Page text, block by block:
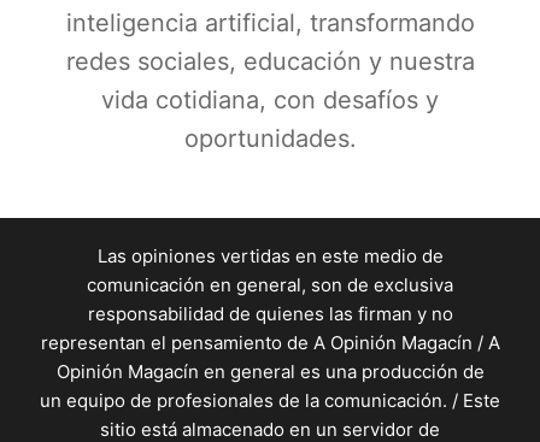
inteligencia artificial, transformando
redes sociales, educación y nuestra
vida cotidiana, con desafíos y
oportunidades.
Las opiniones vertidas en este medio de
comunicación en general, son de exclusiva
responsabilidad de quienes las firman y no
representan el pensamiento de A Opinión Magacín / A
Opinión Magacín en general es una producción de
un equipo de profesionales de la comunicación. / Este
sitio está almacenado en un servidor de